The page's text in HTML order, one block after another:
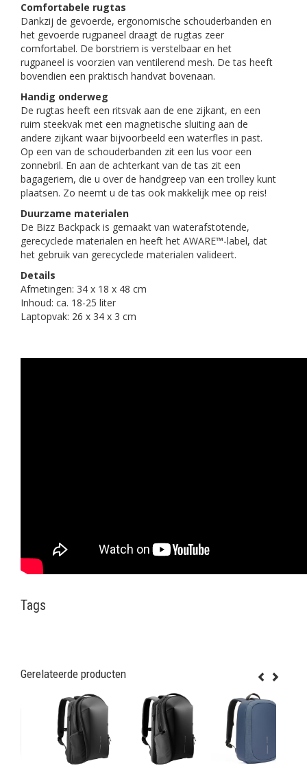
Comfortabele rugtas
Dankzij de gevoerde, ergonomische schouderbanden en
het gevoerde rugpaneel draagt de rugtas zeer
comfortabel. De borstriem is verstelbaar en het
rugpaneel is voorzien van ventilerend mesh. De tas heeft
bovendien een praktisch handvat bovenaan.
Handig onderweg
De rugtas heeft een ritsvak aan de ene zijkant, en een
ruim steekvak met een magnetische sluiting aan de
andere zijkant waar bijvoorbeeld een waterfles in past.
Op een van de schouderbanden zit een lus voor een
zonnebril. En aan de achterkant van de tas zit een
bagageriem, die u over de handgreep van een trolley kunt
plaatsen. Zo neemt u de tas ook makkelijk mee op reis!
Duurzame materialen
De Bizz Backpack is gemaakt van waterafstotende,
gerecyclede materialen en heeft het AWARE™-label, dat
het gebruik van gerecyclede materialen valideert.
Details
Afmetingen: 34 x 18 x 48 cm
Inhoud: ca. 18-25 liter
Laptopvak: 26 x 34 x 3 cm
Tags
Gerelateerde producten